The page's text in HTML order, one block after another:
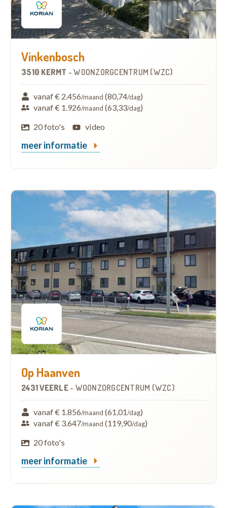
Vinkenbosch
3510 KERMT -WOONZORGCENTRUM (WZC)
vanaf € 2.456/maand (80,74/dag)
vanaf € 1.926/maand (63,33/dag)
20 foto's
video
meer informatie
Op Haanven
2431 VEERLE - WOONZORGCENTRUM (WZC)
vanaf € 1.856/maand (61,01/dag)
vanaf € 3.647/maand (119,90/dag)
20 foto's
meer informatie